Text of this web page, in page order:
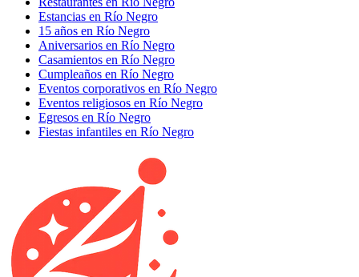
Estancias en Río Negro
15 años en Río Negro
Aniversarios en Río Negro
Casamientos en Río Negro
Cumpleaños en Río Negro
Eventos corporativos en Río Negro
Eventos religiosos en Río Negro
Egresos en Río Negro
Fiestas infantiles en Río Negro